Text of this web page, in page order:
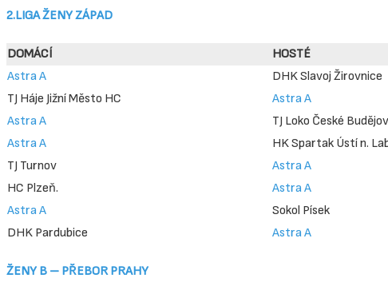
2.LIGA ŽENY ZÁPAD
DOMÁCÍ HOSTÉ
Astra A
DHK Slavoj Žirovnice
TJ Háje Jižní Město HC
Astra A
Astra A
TJ Loko České
Astra A
HK Spartak Ústí n.
TJ Turnov
Astra A
HC Plzeň.
Astra A
Astra A
Sokol Písek
DHK Pardubice
Astra A
ŽENY B – PŘEBOR PRAHY